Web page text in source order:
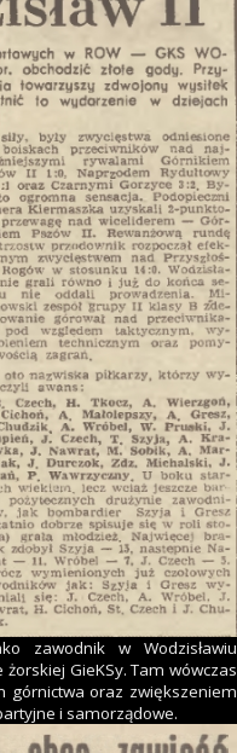
zawodnik w Wodzisławiu
GieKSy. Tam wówczas
górnictwa oraz zwiększeniem
i samorządowe.